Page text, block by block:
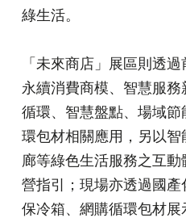
綠生活。
「未來商店」展區則透
永續消費商模、智慧服
循環、智慧盤點、場域
環包材相關應用，另以
廊等綠色生活服務之互
營指引；現場亦透過國產
保冷箱、網購循環包材